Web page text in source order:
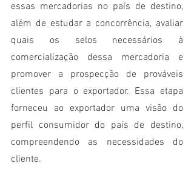
essas mercadorias no país de destino,
além de estudar a concorrência, avaliar
quais os selos necessários à
comercialização dessa mercadoria e
promover a prospecção de prováveis
clientes para o exportador. Essa etapa
forneceu ao exportador uma visão do
perfil consumidor do país de destino,
compreendendo as necessidades do
cliente.